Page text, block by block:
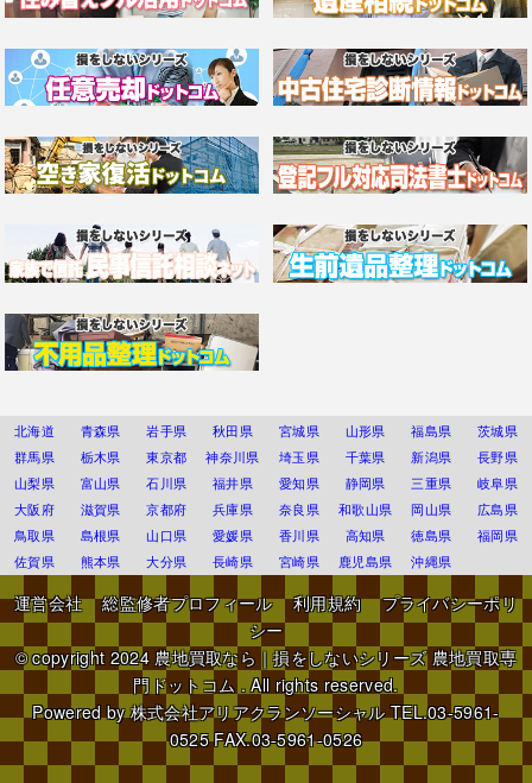
北海道 青森県 岩手県 秋田県 宮城県 山形県 福島県
茨城県
群馬県
栃木県 東京都 神奈川県 埼玉県 千葉県 新潟県
長野県
山梨県
富山県 石川県 福井県 愛知県 静岡県 三重県
岐阜県
大阪府
滋賀県 京都府 兵庫県 奈良県 和歌山県 岡山県
広島県
鳥取県
島根県 山口県 愛媛県 香川県 高知県 徳島県
福岡県
佐賀県
熊本県 大分県 長崎県 宮崎県 鹿児島県 沖縄県
運営会社 総監修者プロフィール 利用規約
プライバシーポリ
シー
© copyright 2024農地買取なら｜損をしないシリーズ 農地買取専
門ドットコム . All rights reserved.
Powered by株式会社アリアクランソーシャルTEL.03-5961-
0525 FAX.03-5961-0526